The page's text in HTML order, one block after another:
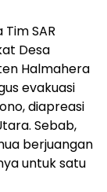
SAR
Desa
Halmahera
evakuasi
diapreasi
Sebab,
berjuangan
untuk satu